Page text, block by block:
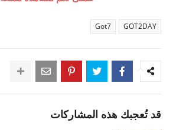
GOT2DAY
Got7
قد تُعجبك هذه المشاركات